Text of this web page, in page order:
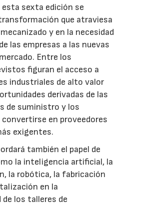
esta sexta edición se
que atraviesa
y en la necesidad
las empresas a las nuevas
Entre los
figuran el acceso a
industriales de alto valor
derivadas de las
de suministro y los
en proveedores
exigentes.
también el papel de
la inteligencia artificial, la
la robótica, la fabricación
en la
los talleres de